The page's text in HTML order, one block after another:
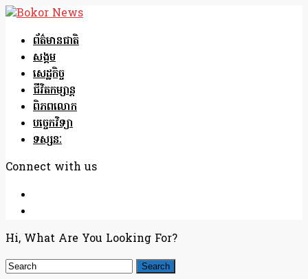
ព័ត៌មានជាតិ
សង្គម
សេដ្ឋកិច្ច
ជីវិតកម្សាន្ត
ពិភពលោក
បច្ចេកវិទ្យា
ទស្សនៈ
Connect with us
Hi, What Are You Looking For?